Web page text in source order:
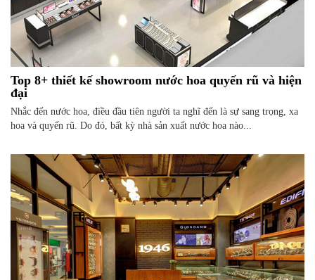
Top 8+ thiết kế showroom nước hoa quyến rũ và hiện
đại
Nhắc đến nước hoa, điều đầu tiên người ta nghĩ đến là sự sang trọng, xa
hoa và quyến rũ. Do đó, bất kỳ nhà sản xuất nước hoa nào...